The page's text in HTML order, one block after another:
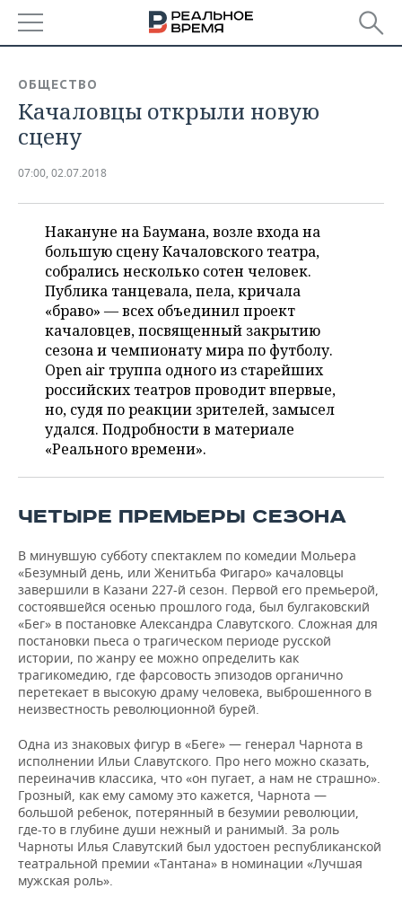
БАШКОРТОСТАН
ТАТАРСТАН
НОВОСТИ
АНАЛИТИКА
ДЕКЛАРАЦИИ О ДОХОДАХ
КОРОЛИ ГОСЗАКАЗА ПФО
ВУЗЫ ТАТАРСТАНА
КОМУ ПРИНАДЛЕЖАТ
ТОРГОВЫЕ ЦЕНТРЫ
ТАТАРСТАНА
НОВОСТИ ЭКОНОМИКИ
ФИНАНСЫ
БАНКИ
БЮДЖЕТ
ИНВЕСТИЦИИ
ПРОМЫШЛЕННОСТЬ
НОВОСТИ
ПРОМЫШЛЕННОСТИ
АГРОПРОМ
МАШИНОСТРОЕНИЕ
НЕФТЕХИМИЯ
НЕФТЬ
НЕДВИЖИМОСТЬ
НОВОСТИ НЕДВИЖИМОСТИ
АВТО
НОВОСТИ АВТО
БИЗНЕС
НОВОСТИ БИЗНЕСА
РОЗНИЧНАЯ ТОРГОВЛЯ
ТРАНСПОРТ
УСЛУГИ
ТЕХНОЛОГИИ
НОВОСТИ ТЕХНОЛОГИЙ
IT
МЕДИА
ТЕЛЕКОММУНИКАЦИИ
МЕРОПРИЯТИЯ
НОВОСТИ МЕРОПРИЯТИЙ
ВЫЕЗДНАЯ РЕДАКЦИЯ
БИЗНЕС-БРАНЧИ
ONLINE-КОНФЕРЕНЦИИ
ОТКРЫТАЯ ЛЕКЦИЯ
СПОРТ
НОВОСТИ СПОРТА
ФУТБОЛ
ХОККЕЙ
БАСКЕТБОЛ
ВОЛЕЙБОЛ
ФИГУРНОЕ КАТАНИЕ
ВОДНЫЕ ВИДЫ СПОРТА
ХОККЕЙ С МЯЧОМ
ОБЩЕСТВО
НОВОСТИ ОБЩЕСТВА
ВЛАСТЬ
ИНФРАСТРУКТУРА
ИСТОРИЯ
МЕДИЦИНА
ОБРАЗОВАНИЕ
ПРОИСШЕСТВИЯ
ФОТОГАЛЕРЕЯ
СЮЖЕТЫ
СПРАВОЧНИК
СПИСОК ПЕРСОН
ПОЛНАЯ ВЕРСИЯ
ОБЩЕСТВО
Качаловцы открыли новую
сцену
07:00, 02.07.2018
Накануне на Баумана, возле входа на
большую сцену Качаловского театра,
собрались несколько сотен человек.
Публика танцевала, пела, кричала
«браво» — всех объединил проект
качаловцев, посвященный закрытию
сезона и чемпионату мира по футболу.
Open air труппа одного из старейших
российских театров проводит впервые,
но, судя по реакции зрителей, замысел
удался. Подробности в материале
«Реального времени».
ЧЕТЫРЕ ПРЕМЬЕРЫ СЕЗОНА
В минувшую субботу спектаклем по комедии Мольера
«Безумный день, или Женитьба Фигаро» качаловцы
завершили в Казани 227-й сезон. Первой его премьерой,
состоявшейся осенью прошлого года, был булгаковский
«Бег» в постановке Александра Славутского. Сложная для
постановки пьеса о трагическом периоде русской
истории, по жанру ее можно определить как
трагикомедию, где фарсовость эпизодов органично
перетекает в высокую драму человека, выброшенного в
неизвестность революционной бурей.
Одна из знаковых фигур в «Беге» — генерал Чарнота в
исполнении Ильи Славутского. Про него можно сказать,
переиначив классика, что «он пугает, а нам не страшно».
Грозный, как ему самому это кажется, Чарнота —
большой ребенок, потерянный в безумии революции,
где-то в глубине души нежный и ранимый. За роль
Чарноты Илья Славутский был удостоен республиканской
театральной премии «Тантана» в номинации «Лучшая
мужская роль».